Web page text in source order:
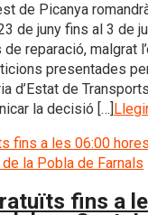
de Picanya
de juny fins al 3 de
reparació, malgrat
presentades
d’Estat de
la decisió […]
fins a